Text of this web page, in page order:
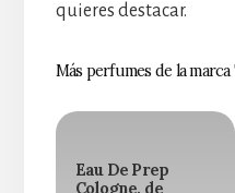
quieres destacar.
Más perfumes de la
Eau De Prep
Cologne, de